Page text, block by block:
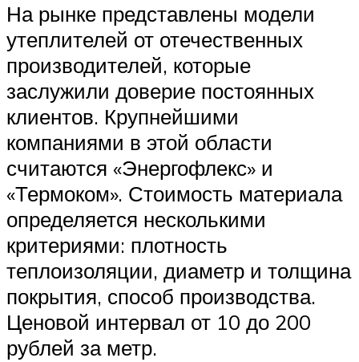
На рынке представлены модели
утеплителей от отечественных
производителей, которые
заслужили доверие постоянных
клиентов. Крупнейшими
компаниями в этой области
считаются «Энергофлекс» и
«Термоком». Стоимость материала
определяется несколькими
критериями: плотность
теплоизоляции, диаметр и толщина
покрытия, способ производства.
Ценовой интервал от 10 до 200
рублей за метр.